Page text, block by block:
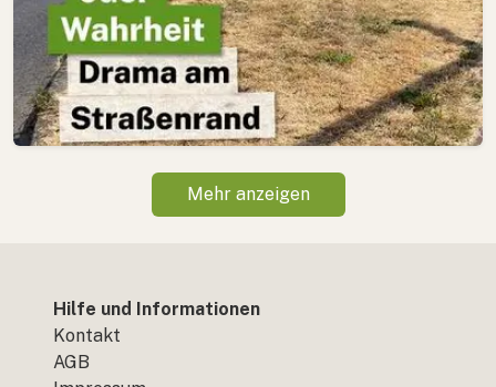
Mehr anzeigen
Hilfe und Informationen
Kontakt
AGB